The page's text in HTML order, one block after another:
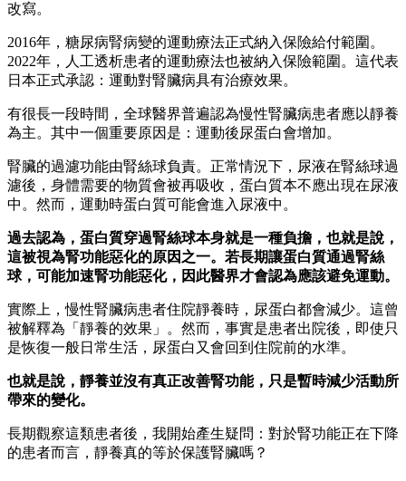
改寫。
2016年，糖尿病腎病變的運動療法正式納入保險給付範圍。
2022年，人工透析患者的運動療法也被納入保險範圍。這代表
日本正式承認：運動對腎臟病具有治療效果。
有很長一段時間，全球醫界普遍認為慢性腎臟病患者應以靜養
為主。其中一個重要原因是：運動後尿蛋白會增加。
腎臟的過濾功能由腎絲球負責。正常情況下，尿液在腎絲球過
濾後，身體需要的物質會被再吸收，蛋白質本不應出現在尿液
中。然而，運動時蛋白質可能會進入尿液中。
過去認為，蛋白質穿過腎絲球本身就是一種負擔，也就是說，
這被視為腎功能惡化的原因之一。 若長期讓蛋白質通過腎絲
球，可能加速腎功能惡化，因此醫界才會認為應該避免運動。
實際上，慢性腎臟病患者住院靜養時，尿蛋白都會減少。這曾
被解釋為「靜養的效果」。然而，事實是患者出院後，即使只
是恢復一般日常生活，尿蛋白又會回到住院前的水準。
也就是說，靜養並沒有真正改善腎功能，只是暫時減少活動所
帶來的變化。
長期觀察這類患者後，我開始產生疑問：對於腎功能正在下降
的患者而言，靜養真的等於保護腎臟嗎？